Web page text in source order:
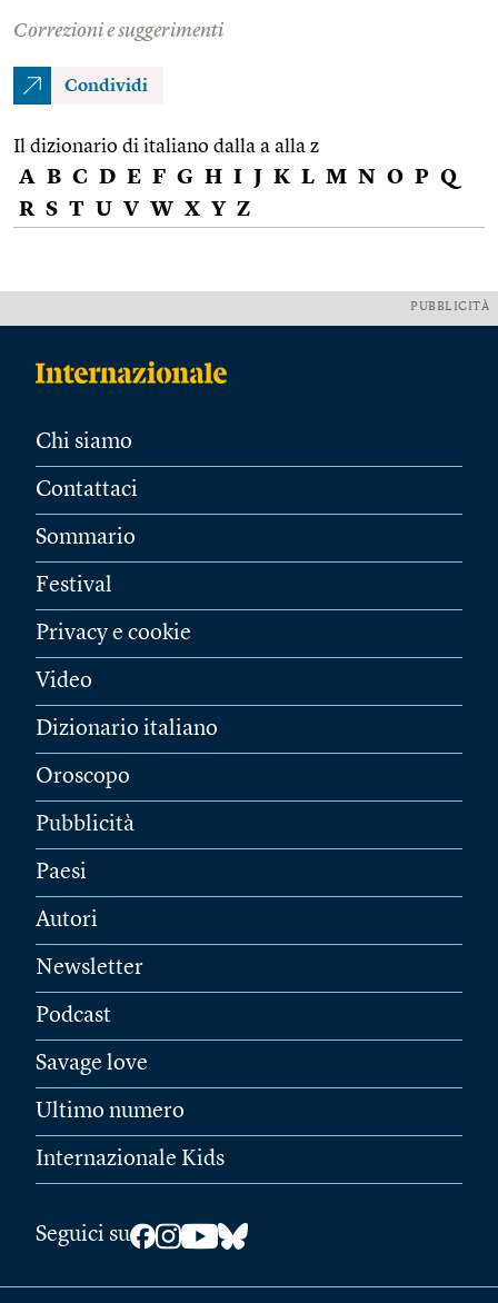
Correzioni e suggerimenti
Condividi
Il dizionario di italiano dalla a alla z
A B C D E F G H I J K L M N O P Q
R S T U V W X Y Z
PUBBLICITÀ
Chi siamo
Contattaci
Sommario
Festival
Privacy e cookie
Video
Dizionario italiano
Oroscopo
Pubblicità
Paesi
Autori
Newsletter
Podcast
Savage love
Ultimo numero
Internazionale Kids
Seguici su